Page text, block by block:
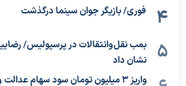
فوری/ بازیگر جوان سینما درگذشت
بمب نقل‌وانتقالات در پرسپولیس/
نشان داد
واریز ۳ میلیون تومان سود سهام